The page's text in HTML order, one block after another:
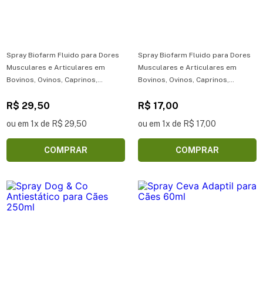
Spray Biofarm Fluido para Dores
Musculares e Articulares em
Bovinos, Ovinos, Caprinos,
R$ 29,50
ou em 1x de R$ 29,50
COMPRAR
Spray Biofarm Fluido para Dores
Musculares e Articulares em
Bovinos, Ovinos, Caprinos,
R$ 17,00
ou em 1x de R$ 17,00
COMPRAR